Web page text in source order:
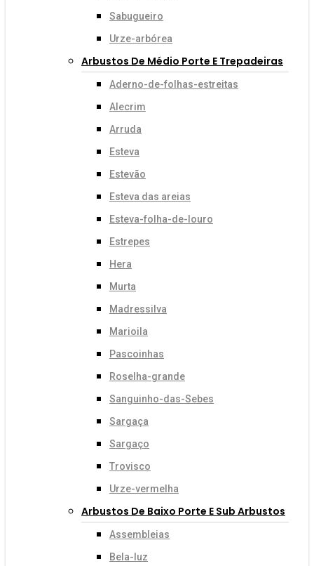
Sabugueiro
Urze-arbórea
Arbustos De Médio Porte E Trepadeiras
Aderno-de-folhas-estreitas
Alecrim
Arruda
Esteva
Estevão
Esteva das areias
Esteva-folha-de-louro
Estrepes
Hera
Murta
Madressilva
Marioila
Pascoinhas
Roselha-grande
Sanguinho-das-Sebes
Sargaça
Sargaço
Trovisco
Urze-vermelha
Arbustos De Baixo Porte E Sub Arbustos
Assembleias
Bela-luz